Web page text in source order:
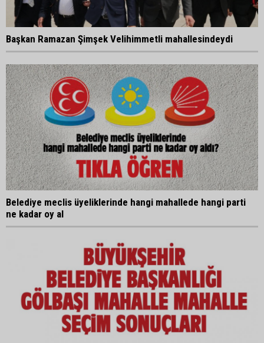
Başkan Ramazan Şimşek Velihimmetli mahallesindeydi
Belediye meclis üyeliklerinde hangi mahallede hangi parti
ne kadar oy al